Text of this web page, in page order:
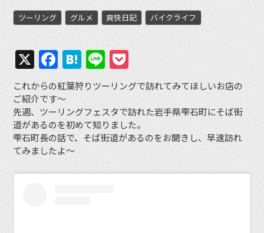
ツーリング グルメ 爽快日記 バイクライフ
X Facebook
Hatena
Line
これからの紅葉狩りツーリングで訪れてみてほしいお店の
ご紹介です〜
先週、ツーリングフェスタで訪れた岩手県雫石町にそば街
道があるのを初めて知りました。
雫石町長の話で、そば街道があるのをお聞きし、早速訪れ
てみましたよ〜